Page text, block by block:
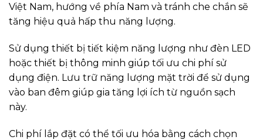
Việt Nam, hướng về phía Nam và tránh che chắn sẽ
tăng hiệu quả hấp thu năng lượng.
Sử dụng thiết bị tiết kiệm năng lượng như đèn LED
hoặc thiết bị thông minh giúp tối ưu chi phí sử
dụng điện. Lưu trữ năng lượng mặt trời để sử dụng
vào ban đêm giúp gia tăng lợi ích từ nguồn sạch
này.
Chi phí lắp đặt có thể tối ưu hóa bằng cách chọn